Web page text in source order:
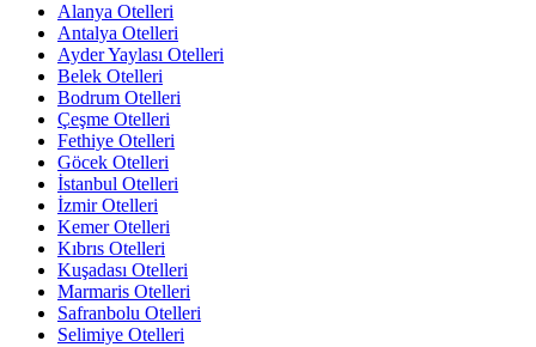
Alanya Otelleri
Antalya Otelleri
Ayder Yaylası Otelleri
Belek Otelleri
Bodrum Otelleri
Çeşme Otelleri
Fethiye Otelleri
Göcek Otelleri
İstanbul Otelleri
İzmir Otelleri
Kemer Otelleri
Kıbrıs Otelleri
Kuşadası Otelleri
Marmaris Otelleri
Safranbolu Otelleri
Selimiye Otelleri